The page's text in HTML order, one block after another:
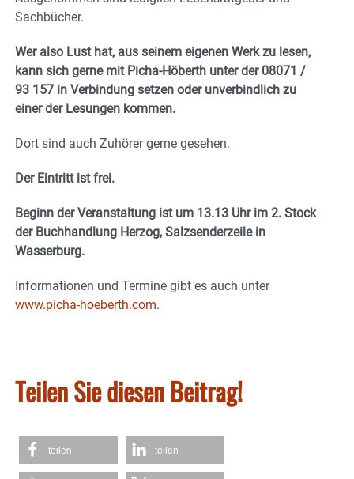
Sachbücher.
Wer also Lust hat, aus seinem eigenen Werk zu lesen,
kann sich gerne mit Picha-Höberth unter der 08071 /
93 157 in Verbindung setzen oder unverbindlich zu
einer der Lesungen kommen.
Dort sind auch Zuhörer gerne gesehen.
Der Eintritt ist frei.
Beginn der Veranstaltung ist um 13.13 Uhr im 2. Stock
der Buchhandlung Herzog, Salzsenderzeile in
Wasserburg.
Informationen und Termine gibt es auch unter
www.picha-hoeberth.com.
Teilen Sie diesen Beitrag!
teilen teilen